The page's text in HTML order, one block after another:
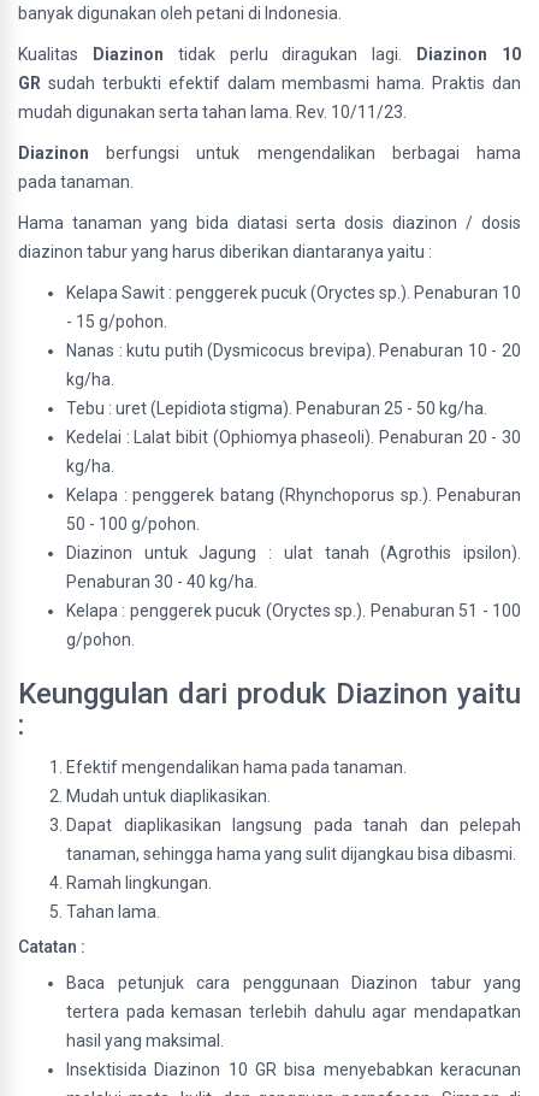
banyak digunakan oleh petani di Indonesia.
Kualitas Diazinon tidak perlu diragukan lagi.
Diazinon 10
GR sudah terbukti efektif dalam membasmi hama. Praktis dan
mudah digunakan serta tahan lama. Rev. 10/11/23.
Diazinon berfungsi untuk mengendalikan berbagai hama
pada tanaman.
Hama tanaman yang bida diatasi serta dosis diazinon / dosis
diazinon tabur yang harus diberikan diantaranya yaitu :
Kelapa Sawit : penggerek pucuk (Oryctes sp.). Penaburan 10
- 15 g/pohon.
Nanas : kutu putih (Dysmicocus brevipa). Penaburan 10 - 20
kg/ha.
Tebu : uret (Lepidiota stigma). Penaburan 25 - 50 kg/ha.
Kedelai : Lalat bibit (Ophiomya phaseoli). Penaburan 20 - 30
kg/ha.
Kelapa : penggerek batang (Rhynchoporus sp.). Penaburan
50 - 100 g/pohon.
Diazinon untuk Jagung : ulat tanah (Agrothis ipsilon).
Penaburan 30 - 40 kg/ha.
Kelapa : penggerek pucuk (Oryctes sp.). Penaburan 51 - 100
g/pohon.
Keunggulan dari produk Diazinon yaitu
:
Efektif mengendalikan hama pada tanaman.
Mudah untuk diaplikasikan.
Dapat diaplikasikan langsung pada tanah dan pelepah
tanaman, sehingga hama yang sulit dijangkau bisa dibasmi.
Ramah lingkungan.
Tahan lama.
Catatan :
Baca petunjuk cara penggunaan Diazinon tabur yang
tertera pada kemasan terlebih dahulu agar mendapatkan
hasil yang maksimal.
Insektisida Diazinon 10 GR bisa menyebabkan keracunan